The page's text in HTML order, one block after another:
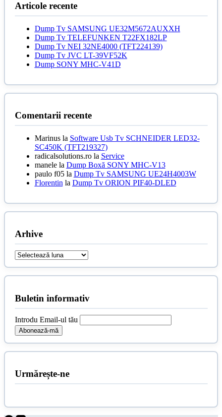
Articole recente
Dump Tv SAMSUNG UE32M5672AUXXH
Dump Tv TELEFUNKEN T22FX182LP
Dump Tv NEI 32NE4000 (TFT224139)
Dump Tv JVC LT-39VF52K
Dump SONY MHC-V41D
Comentarii recente
Marinusla Software Usb Tv SCHNEIDER LED32-
SC450K (TFT219327)
radicalsolutions.rola Service
manelela Dump Boxă SONY MHC-V13
paulo f05la Dump Tv SAMSUNG UE24H4003W
Florentin la Dump Tv ORION PIF40-DLED
Arhive
Arhive
Buletin informativ
Introdu Email-ul tău
Urmărește-ne